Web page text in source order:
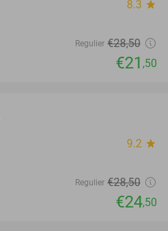
8.3 star
Regulier €28,50
€21 ,50
9.2 star
Regulier €28,50
€24,50